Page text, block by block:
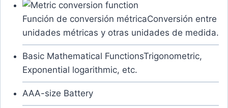
Función de conversión métricaConversión entre
unidades métricas y otras unidades de medida.
Basic Mathematical FunctionsTrigonometric,
Exponential logarithmic, etc.
AAA-size Battery